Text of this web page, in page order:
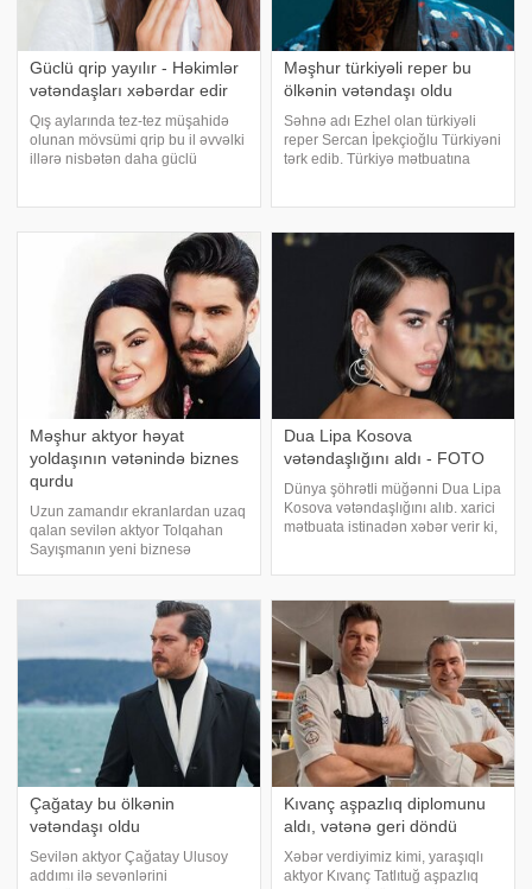
Güclü qrip yayılır - Həkimlər
vətəndaşları xəbərdar edir
Qış aylarında tez-tez müşahidə
olunan mövsümi qrip bu il əvvəlki
illərə nisbətən daha güclü
əlamətlərlə müraciət edənlərin
Məşhur türkiyəli reper bu
ölkənin vətəndaşı oldu
Səhnə adı Ezhel olan türkiyəli
reper Sercan İpekçioğlu Türkiyəni
tərk edib. Türkiyə mətbuatına
orada musiqi karyerasına davam
Məşhur aktyor həyat
yoldaşının vətənində biznes
qurdu
Uzun zamandır ekranlardan uzaq
qalan sevilən aktyor Tolqahan
Sayışmanın yeni biznesə
ki, o artıq özünü tikinti sektorunda
sınamaq qərarına gəlib.
Sayışman Türkiyədə
Dua Lipa Kosova
vətəndaşlığını aldı - FOTO
Dünya şöhrətli müğənni Dua Lipa
Kosova vətəndaşlığını alıb. xarici
mətbuata istinadən xəbər verir ki,
Osmani Facebook hesabında "Xo
Çağatay bu ölkənin
vətəndaşı oldu
Sevilən aktyor Çağatay Ulusoy
addımı ilə sevənlərini
Kıvanç aşpazlıq diplomunu
aldı, vətənə geri döndü
Xəbər verdiyimiz kimi, yaraşıqlı
aktyor Kıvanç Tatlıtuğ aşpazlıq